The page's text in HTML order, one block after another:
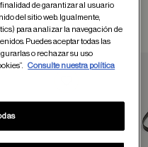
han comprado
de garantizar al usuario
del sitio web. Igualmente,
para analizar la navegación de
Puedes aceptar todas las
o rechazar su uso
Consulte nuestra política